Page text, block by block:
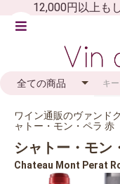
12,000円以上も
ワイン通販のヴァンド
ャトー・モン・ペラ
シャトー・モ
Chateau Mont Perat